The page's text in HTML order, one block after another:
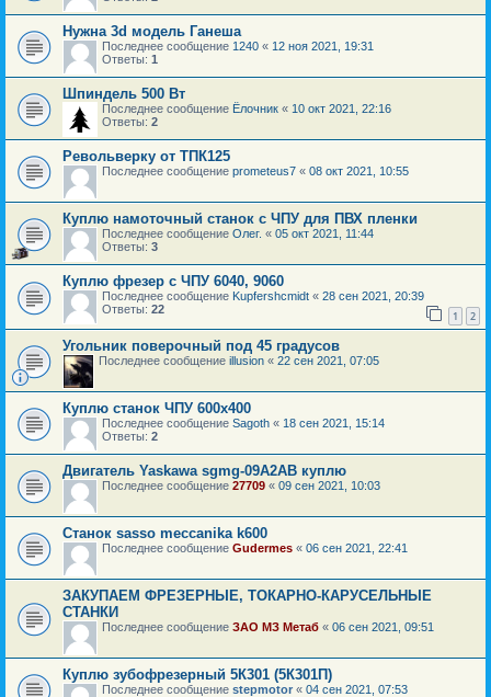
Нужна 3d модель Ганеша
Последнее сообщение 1240 « 12 ноя 2021, 19:31
Ответы: 1
Шпиндель 500 Вт
Последнее сообщение Ёлочник « 10 окт 2021, 22:16
Ответы: 2
Револьверку от ТПК125
Последнее сообщение prometeus7 « 08 окт 2021, 10:55
Куплю намоточный станок с ЧПУ для ПВХ пленки
Последнее сообщение Олег. « 05 окт 2021, 11:44
Ответы: 3
Куплю фрезер с ЧПУ 6040, 9060
Последнее сообщение Kupfershcmidt « 28 сен 2021, 20:39
Ответы: 22 1 2
Угольник поверочный под 45 градусов
Последнее сообщение illusion « 22 сен 2021, 07:05
Куплю станок ЧПУ 600х400
Последнее сообщение Sagoth « 18 сен 2021, 15:14
Ответы: 2
Двигатель Yaskawa sgmg-09A2AB куплю
Последнее сообщение 27709 « 09 сен 2021, 10:03
Станок sasso meccanika k600
Последнее сообщение Gudermes « 06 сен 2021, 22:41
ЗАКУПАЕМ ФРЕЗЕРНЫЕ, ТОКАРНО-КАРУСЕЛЬНЫЕ
СТАНКИ
Последнее сообщение ЗАО МЗ Метаб « 06 сен 2021, 09:51
Куплю зубофрезерный 5К301 (5К301П)
Последнее сообщение stepmotor « 04 сен 2021, 07:53